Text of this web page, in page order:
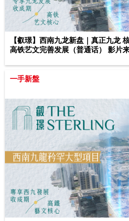
【叡璟】西南九龙新盘｜真正九龙
高铁艺文完善发展（普通话） 影片
一手新盤